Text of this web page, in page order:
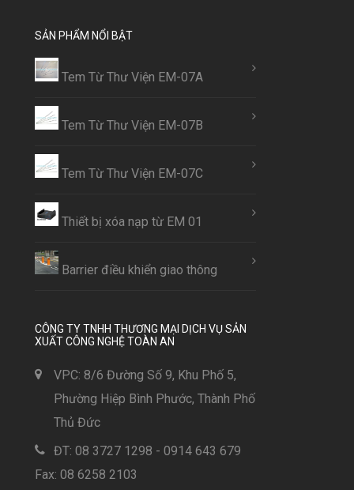
SẢN PHẨM NỔI BẬT
Tem Từ Thư Viện EM-07A
Tem Từ Thư Viện EM-07B
Tem Từ Thư Viện EM-07C
Thiết bị xóa nạp từ EM 01
Barrier điều khiển giao thông
CÔNG TY TNHH THƯƠNG MẠI DỊCH VỤ SẢN
XUẤT CÔNG NGHỆ TOÀN AN
VPC: 8/6 Đường Số 9, Khu Phố 5,
Phường Hiệp Bình Phước, Thành Phố
Thủ Đức
ĐT: 08 3727 1298 - 0914 643 679
Fax: 08 6258 2103